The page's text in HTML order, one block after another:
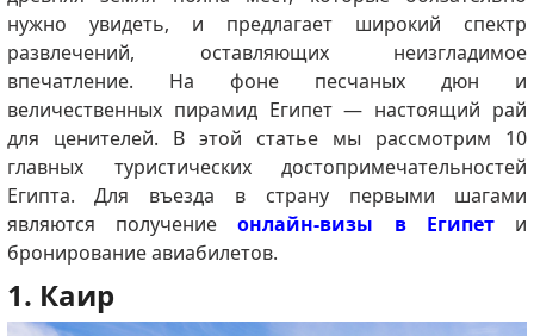
нужно увидеть, и предлагает широкий спектр
развлечений, оставляющих неизгладимое
впечатление. На фоне песчаных дюн и
величественных пирамид Египет — настоящий рай
для ценителей. В этой статье мы рассмотрим 10
главных туристических достопримечательностей
Египта. Для въезда в страну первыми шагами
являются получениеонлайн-визы в Египет и
бронирование авиабилетов.
1. Каир